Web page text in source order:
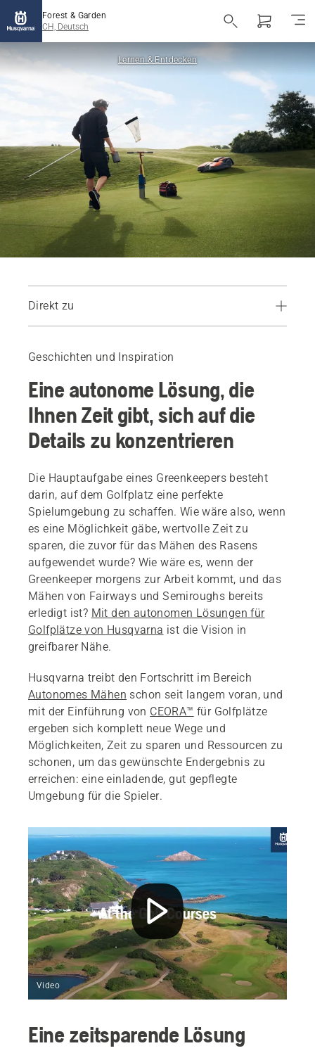
Forest & Garden
CH, Deutsch
Lernen & Entdecken
Direkt zu
Eine zeitsparende Lösung
Österåker’s Golf Club
Weitere Informationen
Vorführung buchen
Geschichten und Inspiration
Eine autonome Lösung, die
Ihnen Zeit gibt, sich auf die
Details zu konzentrieren
Die Hauptaufgabe eines Greenkeepers besteht
darin, auf dem Golfplatz eine perfekte
Spielumgebung zu schaffen. Wie wäre also, wenn
es eine Möglichkeit gäbe, wertvolle Zeit zu
sparen, die zuvor für das Mähen des Rasens
aufgewendet wurde? Wie wäre es, wenn der
Greenkeeper morgens zur Arbeit kommt, und das
Mähen von Fairways und Semiroughs bereits
erledigt ist? Mit den autonomen Lösungen für
Golfplätze von Husqvarna ist die Vision in
greifbarer Nähe.
Husqvarna treibt den Fortschritt im Bereich
Autonomes Mähen schon seit langem voran, und
mit der Einführung von CEORA™ für Golfplätze
ergeben sich komplett neue Wege und
Möglichkeiten, Zeit zu sparen und Ressourcen zu
schonen, um das gewünschte Endergebnis zu
erreichen: eine einladende, gut gepflegte
Umgebung für die Spieler.
Video
Eine zeitsparende Lösung